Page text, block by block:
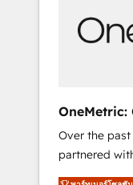
architecture
integrations
rely on for
OneMetric:
GTM
Over the
partnered
fintech,